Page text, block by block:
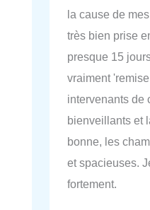
la cause de
très bien prise
presque 15
vraiment
intervenants de
bienveillants et
bonne, les
et spacieuses.
fortement.